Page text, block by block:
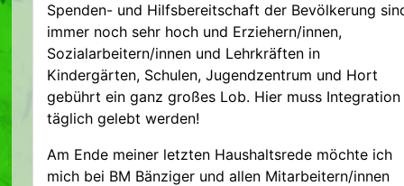
Spenden- und Hilfsbereitschaft der Bevölkerung
immer noch sehr hoch und Erziehern/innen,
Sozialarbeitern/innen und Lehrkräften in
Kindergärten, Schulen, Jugendzentrum und Hort
gebührt ein ganz großes Lob. Hier muss Integration
täglich gelebt werden!
Am Ende meiner letzten Haushaltsrede möchte ich
mich bei BM Bänziger und allen Mitarbeitern/innen